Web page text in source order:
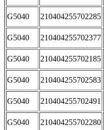
G5040 210404255702285
G5040 210404255702377
G5040 210404255702185
G5040 210404255702583
G5040 210404255702491
G5040 210404255702280